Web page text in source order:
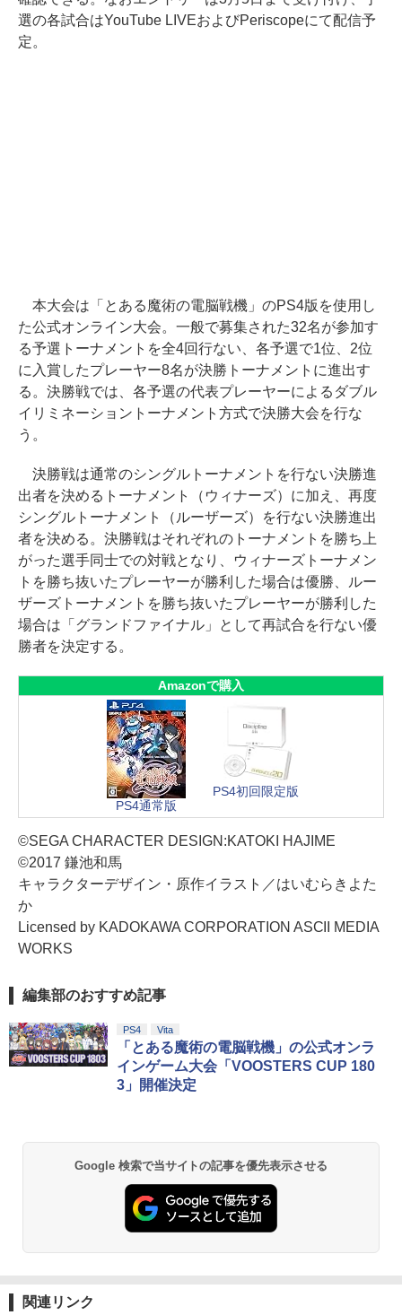
選の各試合はYouTube LIVEおよびPeriscopeにて配信予
定。
本大会は「とある魔術の電脳戦機」のPS4版を使用し
た公式オンライン大会。一般で募集された32名が参加す
る予選トーナメントを全4回行ない、各予選で1位、2位
に入賞したプレーヤー8名が決勝トーナメントに進出す
る。決勝戦では、各予選の代表プレーヤーによるダブル
イリミネーショントーナメント方式で決勝大会を行な
う。
決勝戦は通常のシングルトーナメントを行ない決勝進
出者を決めるトーナメント（ウィナーズ）に加え、再度
シングルトーナメント（ルーザーズ）を行ない決勝進出
者を決める。決勝戦はそれぞれのトーナメントを勝ち上
がった選手同士での対戦となり、ウィナーズトーナメン
トを勝ち抜いたプレーヤーが勝利した場合は優勝、ルー
ザーズトーナメントを勝ち抜いたプレーヤーが勝利した
場合は「グランドファイナル」として再試合を行ない優
勝者を決定する。
Amazonで購入
PS4通常版
PS4初回限定版
©SEGA CHARACTER DESIGN:KATOKI HAJIME
©2017 鎌池和馬
キャラクターデザイン・原作イラスト／はいむらきよた
か
Licensed by KADOKAWA CORPORATION ASCII MEDIA
WORKS
編集部のおすすめ記事
PS4 Vita
「とある魔術の電脳戦機」の公式オンラ
インゲーム大会「VOOSTERS CUP 180
3」開催決定
Google 検索で当サイトの記事を優先表示させる
関連リンク